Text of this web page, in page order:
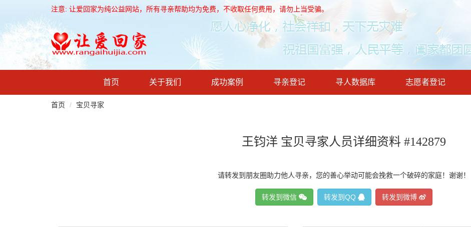
注意: 让爱回家为纯公益网站，所有寻亲帮助均为免费，不收取任何费用，请勿上当受骗。
首页 关于我们 成功案例 寻亲登记 寻人数据库 志愿者登记
首页 宝贝寻家
王钧洋 宝贝寻家人员详细资料 #142879
请转发到朋友圈助力他人寻亲，您的善心举动可能会挽救一个破碎的家庭！谢谢！
转发到微信 转发到QQ 转发到微博